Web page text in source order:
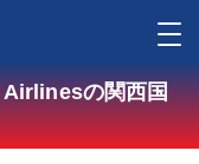
の関西国